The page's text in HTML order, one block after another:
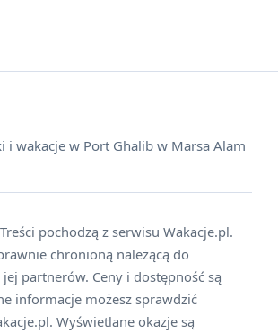
i wakacje w Port Ghalib w Marsa Alam
pochodzą z serwisu Wakacje.pl.
chronioną należącą do
partnerów. Ceny i dostępność są
informacje możesz sprawdzić
Wyświetlane okazje są